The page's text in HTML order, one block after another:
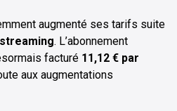
augmenté ses tarifs suite
. L’abonnement
facturé 11,12 € par
aux augmentations